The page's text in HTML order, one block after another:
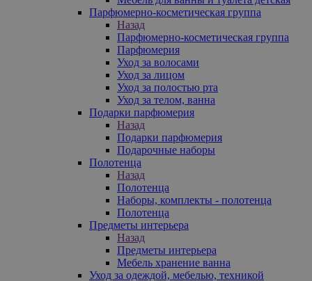
Парфюмерно-косметическая группа
Назад
Парфюмерно-косметическая группа
Парфюмерия
Уход за волосами
Уход за лицом
Уход за полостью рта
Уход за телом, ванна
Подарки парфюмерия
Назад
Подарки парфюмерия
Подарочные наборы
Полотенца
Назад
Полотенца
Наборы, комплекты - полотенца
Полотенца
Предметы интерьера
Назад
Предметы интерьера
Мебель хранение ванна
Уход за одеждой, мебелью, техникой